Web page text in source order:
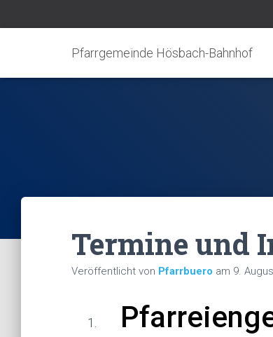
Pfarrgemeinde Hösbach-Bahnhof
Termine und
Veröffentlicht von Pfarrbuero am 9.
P